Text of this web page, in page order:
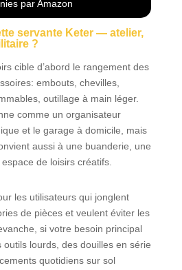
volumineux
comme les
perceuses, scies
ou marteaux.
Modules
amovibles : cette
servante s'adapte
parfaitement à vos
besoins. Vous
avez la possibilité
de retirer les
roulettes pour le
de votre atelier, ou
de transporter
uniquement l’un
des trois caissons
amovibles grâce à
ses poignées
par Amazon
servante Keter — atelier,
?
cible d’abord le rangement des
embouts, chevilles,
outillage à main léger.
comme un organisateur
et le garage à domicile, mais
aussi à une buanderie, une
de loisirs créatifs.
les utilisateurs qui jonglent
de pièces et veulent éviter les
si votre besoin principal
lourds, des douilles en série
quotidiens sur sol